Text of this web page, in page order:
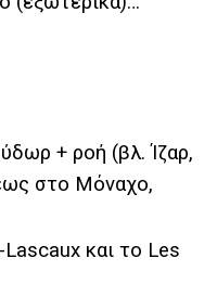
ύδωρ + ροή (βλ.Ίζαρ,
στο Μόναχο,
και το Les